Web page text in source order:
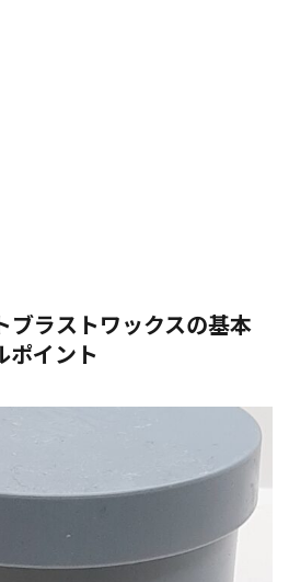
ブラストワックスの基本
ポイント